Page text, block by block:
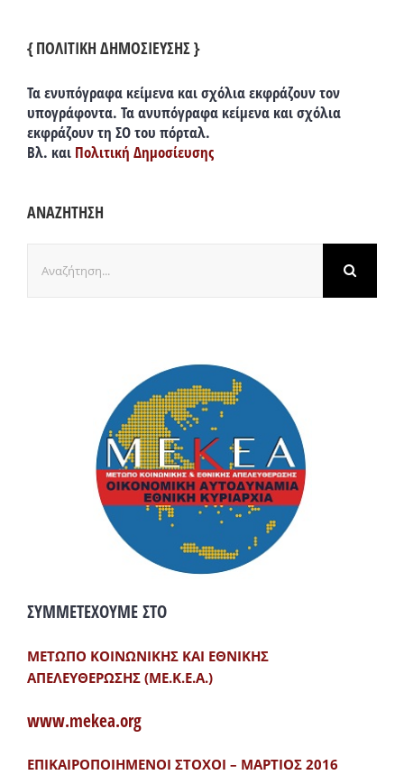
{ ΠΟΛΙΤΙΚΗ ΔΗΜΟΣΙΕΥΣΗΣ }
Τα ενυπόγραφα κείμενα και σχόλια εκφράζουν τον
υπογράφοντα. Τα ανυπόγραφα κείμενα και σχόλια
εκφράζουν τη ΣΟ του πόρταλ.
Βλ. και Πολιτική Δημοσίευσης
ΑΝΑΖΗΤΗΣΗ
για:
ΣΥΜΜΕΤΕΧΟΥΜΕ ΣΤΟ
ΜΕΤΩΠΟ ΚΟΙΝΩΝΙΚΗΣ ΚΑΙ ΕΘΝΙΚΗΣ
ΑΠΕΛΕΥΘΕΡΩΣΗΣ (ΜΕ.Κ.Ε.Α.)
www.mekea.org
ΕΠΙΚΑΙΡΟΠΟΙΗΜΕΝΟΙ ΣΤΟΧΟΙ – ΜΑΡΤΙΟΣ 2016